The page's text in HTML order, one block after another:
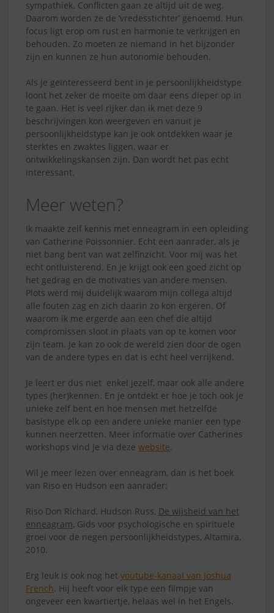
sympathiek. Conflicten gaan ze altijd uit de weg.
Daarom worden ze de ‘vredesstichter’ genoemd. Hun
focus ligt erop om rust en harmonie te verkrijgen en
behouden. Zo moeten ze niemand in het bijzonder
zijn en kunnen ze hun autonomie behouden.
Als je geïnteresseerd bent in je persoonlijkheidstype
loont het zeker de moeite om daar eens dieper op in
te gaan. Het is veel rijker dan ik met deze 9
beschrijvingen kon weergeven en vanuit je
persoonlijkheidstype kan je ook ontdekken waar je
sterktes en zwaktes liggen, waar er
ontwikkelingskansen zijn. Dan wordt het pas echt
interessant.
Meer weten?
Ik maakte zelf kennis met enneagram in een opleiding
van Catherine Poissonnier. Echt een aanrader, als je
niet bang bent van wat zelfinzicht. Voor mij was het
echt ontluisterend. En je krijgt ook een goed zicht op
het gedrag en de motivaties van andere mensen.
Plots werd mij duidelijk waarom mijn collega altijd
alle fouten zag en zich daarin zo kon ergeren. Of
waarom ik me ergerde aan een chef die altijd
compromissen sloot in plaats van op te komen voor
zijn team. Je kan zo ook de wereld zien door de ogen
van de andere types en dat is echt heel verrijkend.
Je leert er dus niet enkel jezelf, maar ook alle andere
types (her)kennen. En je ontdekt er hoe je toch ook je
unieke zelf bent en hoe mensen met hetzelfde
basistype elk op een andere unieke manier een type
kunnen neerzetten. Meer informatie over Catherines
workshops vind je via deze website.
Wil je meer lezen over enneagram, dan is het boek
van Riso en Hudson een aanrader:
Riso Don Richard, Hudson Russ, De wijsheid van het
enneagram, Gids voor psychologische en spirituele
groei voor de negen persoonlijkheidstypes, Altamira,
2010.
Erg leuk is ook nog het youtube-kanaal van Joshua
French. Hij heeft voor elk type een filmpje van
ongeveer een kwartiertje, helaas wel in het Engels.